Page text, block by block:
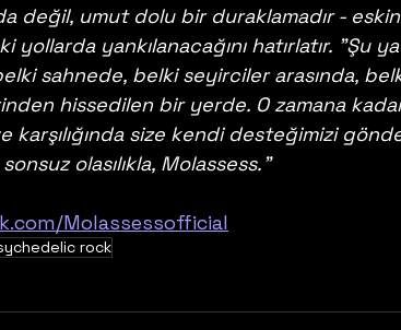
değil, umut dolu bir duraklamadır -
yollarda yankılanacağını hatırlatır. "Şu
sahnede, belki seyirciler arasında,
hissedilen bir yerde. O zamana
karşılığında size kendi desteğimizi
olasılıkla, Molassess."
Molassessofficial
rock